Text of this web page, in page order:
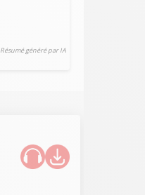
Résumé généré par IA